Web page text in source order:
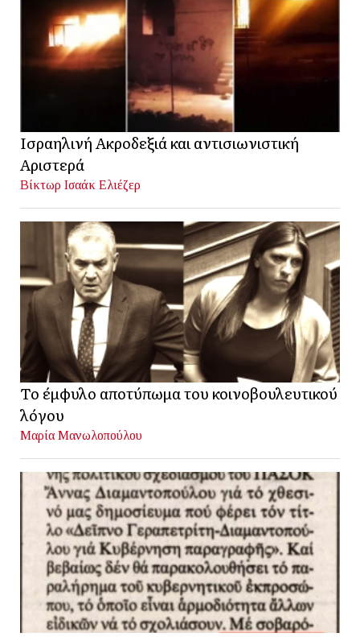
Ισραηλινή Ακροδεξιά και αντισιωνιστική
Αριστερά
Βίκτωρ Ισαάκ Ελιέζερ
Το έμφυλο αποτύπωμα του κοινοβουλευτικού
λόγου
Μαρία Μανωλοπούλου